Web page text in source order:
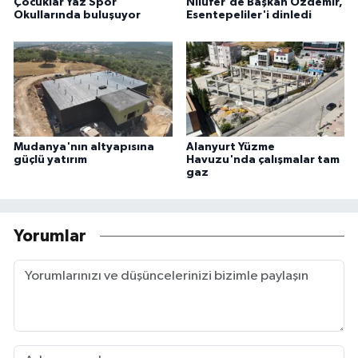
Çocuklar Yaz Spor
Okullarında buluşuyor
Nilüfer'de Başkan Özdemir,
Esentepeliler'i dinledi
Mudanya'nın altyapısına
güçlü yatırım
Alanyurt Yüzme
Havuzu'nda çalışmalar tam
gaz
Yorumlar